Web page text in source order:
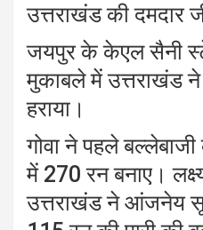
उत्तराखंड की दमदार
जयपुर के केएल सैनी
मुकाबले में उत्तराखंड
हराया।
गोवा ने पहले
में 270 रन बनाए।
उत्तराखंड ने आंजनेय